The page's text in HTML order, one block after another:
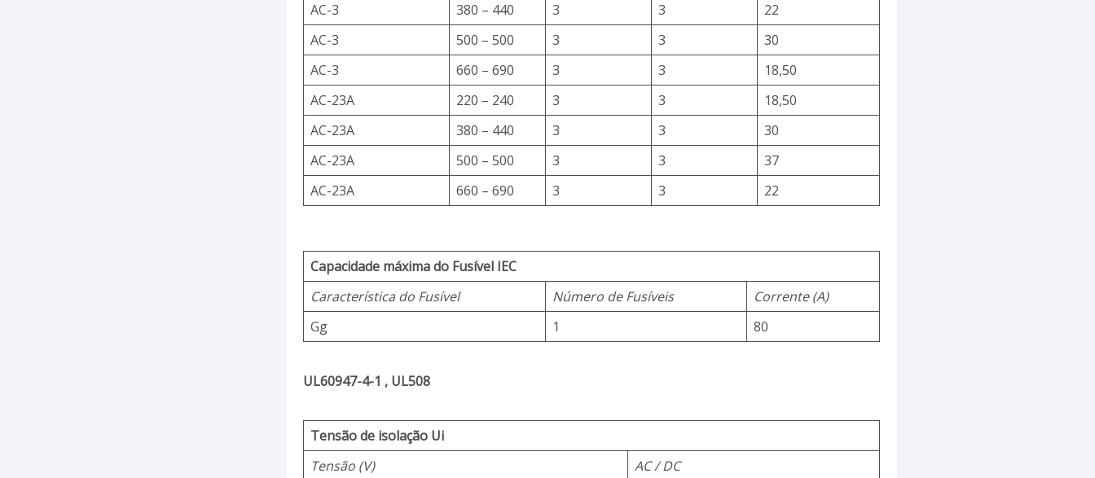
AC-3
380 – 440 3 3
22
AC-3
500 – 500 3 3
30
AC-3
660 – 690 3 3
18,50
AC-23A
220 – 240 3 3
18,50
AC-23A
380 – 440 3 3
30
AC-23A
500 – 500 3 3
37
AC-23A
660 – 690 3 3 22
Capacidade máxima do Fusível IEC
Característica do Fusível
Número de Fusíveis
Corrente (A)
Gg
1 80
UL60947-4-1 , UL508
Tensão de isolação Ui
Tensão (V)
AC / DC